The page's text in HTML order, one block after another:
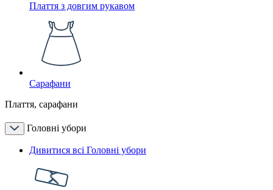
Плаття з довгим рукавом
Сарафани
Плаття, сарафани
Головні убори
Дивитися всі Головні убори